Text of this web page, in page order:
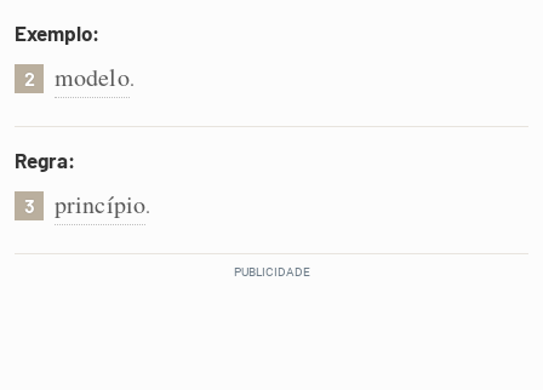
Caça-palavras
Exemplo:
2 modelo.
Regra:
3 princípio.